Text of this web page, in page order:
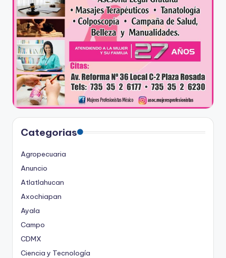
Categorias
Agropecuaria
Anuncio
Atlatlahucan
Axochiapan
Ayala
Campo
CDMX
Ciencia y Tecnología